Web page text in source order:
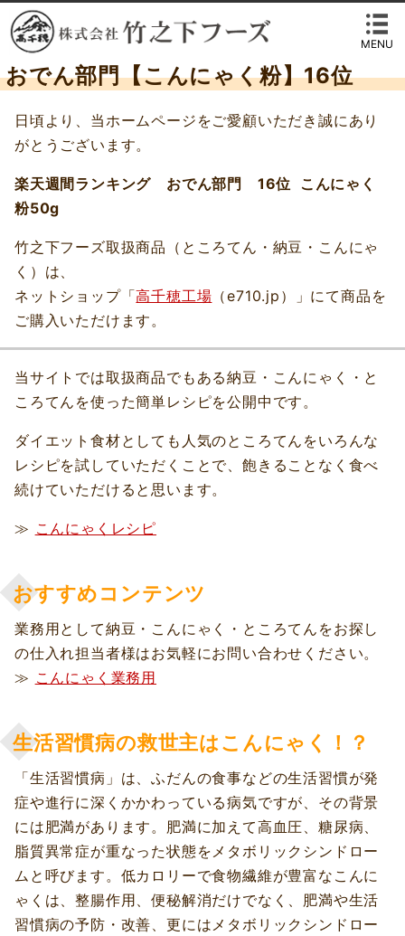
MENU
おでん部門【こんにゃく粉】16位
日頃より、当ホームページをご愛顧いただき誠にあり
がとうございます。
楽天週間ランキング おでん部門 16位 こんにゃく
粉50g
竹之下フーズ取扱商品（ところてん・納豆・こんにゃ
く）は、
ネットショップ「高千穂工場 （e710.jp）」にて商品を
ご購入いただけます。
当サイトでは取扱商品でもある納豆・こんにゃく・と
ころてんを使った簡単レシピを公開中です。
ダイエット食材としても人気のところてんをいろんな
レシピを試していただくことで、飽きることなく食べ
続けていただけると思います。
≫ こんにゃくレシピ
おすすめコンテンツ
業務用として納豆・こんにゃく・ところてんをお探し
の仕入れ担当者様はお気軽にお問い合わせください。
≫ こんにゃく業務用
生活習慣病の救世主はこんにゃく！？
「生活習慣病」は、ふだんの食事などの生活習慣が発
症や進行に深くかかわっている病気ですが、その背景
には肥満があります。肥満に加えて高血圧、糖尿病、
脂質異常症が重なった状態をメタボリックシンドロー
ムと呼びます。低カロリーで食物繊維が豊富なこんに
ゃくは、整腸作用、便秘解消だけでなく、肥満や生活
習慣病の予防・改善、更にはメタボリックシンドロー